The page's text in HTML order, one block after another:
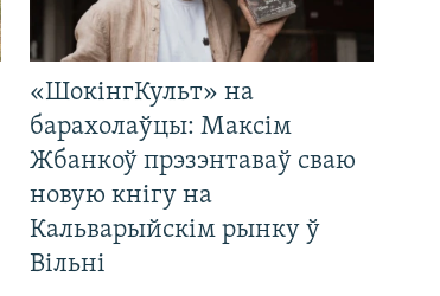
«ШокінгКульт» на
барахолаўцы: Максім
Жбанкоў прэзэнтаваў сваю
новую кнігу на
Кальварыйскім рынку ў
Вільні